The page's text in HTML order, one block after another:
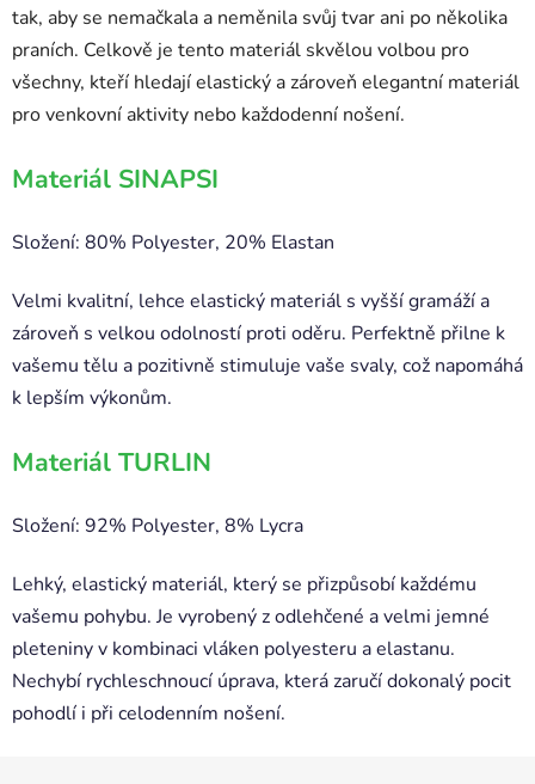
tak, aby se nemačkala a neměnila svůj tvar ani po několika
praních. Celkově je tento materiál skvělou volbou pro
všechny, kteří hledají elastický a zároveň elegantní materiál
pro venkovní aktivity nebo každodenní nošení.
Materiál SINAPSI
Složení: 80% Polyester, 20% Elastan
Velmi kvalitní, lehce elastický materiál s vyšší gramáží a
zároveň s velkou odolností proti oděru. Perfektně přilne k
vašemu tělu a pozitivně stimuluje vaše svaly, což napomáhá
k lepším výkonům.
Materiál TURLIN
Složení: 92% Polyester, 8% Lycra
Lehký, elastický materiál, který se přizpůsobí každému
vašemu pohybu. Je vyrobený z odlehčené a velmi jemné
pleteniny v kombinaci vláken polyesteru a elastanu.
Nechybí rychleschnoucí úprava, která zaručí dokonalý pocit
pohodlí i při celodenním nošení.